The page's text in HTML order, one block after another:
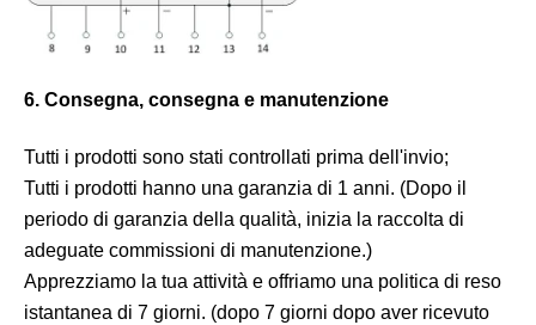
6. Consegna, consegna e manutenzione
Tutti i prodotti sono stati controllati prima dell'invio;
Tutti i prodotti hanno una garanzia di 1 anni. (Dopo il
periodo di garanzia della qualità, inizia la raccolta di
adeguate commissioni di manutenzione.)
Apprezziamo la tua attività e offriamo una politica di reso
istantanea di 7 giorni. (dopo 7 giorni dopo aver ricevuto